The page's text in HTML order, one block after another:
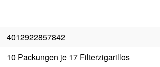
4012922857842
10 Packungen je 17 Filterzigarillos